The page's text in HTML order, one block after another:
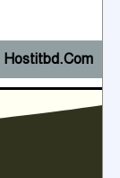
Hostitbd.Com